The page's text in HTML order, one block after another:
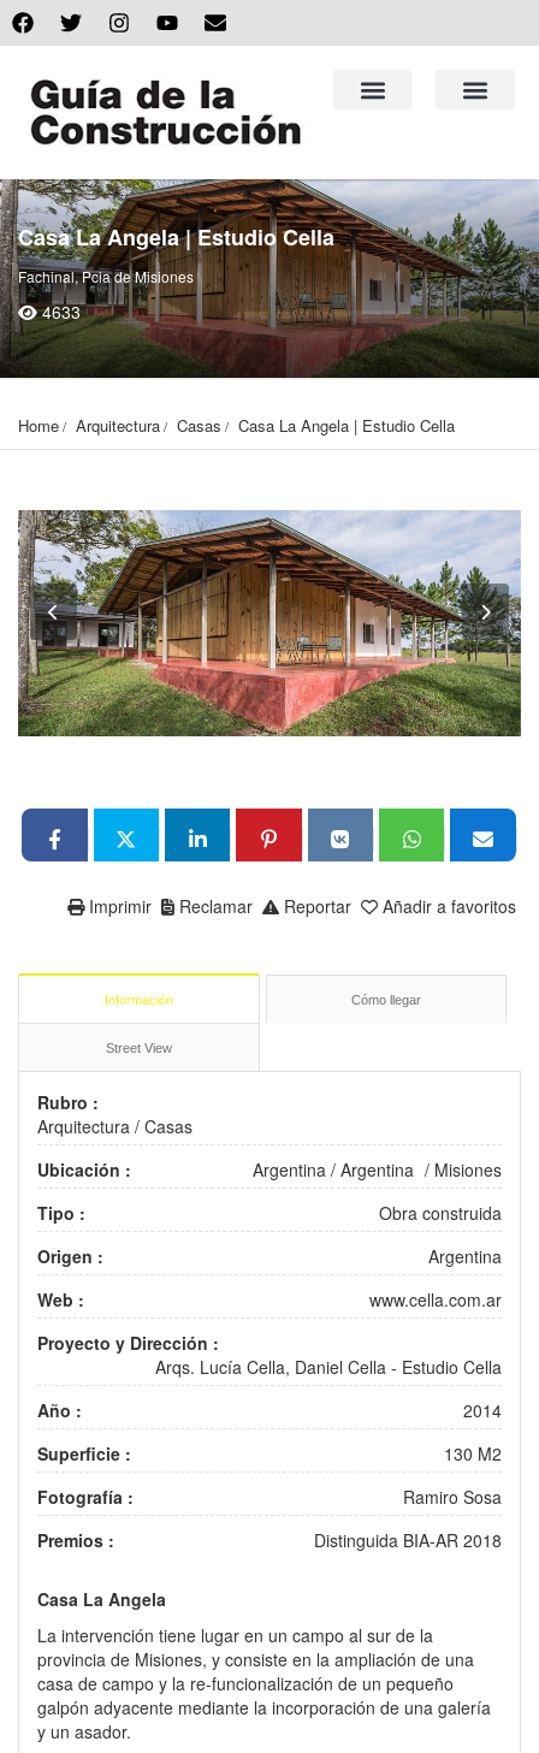
Casa La Angela | Estudio Cella
Fachinal, Pcia de Misiones
4633
Home Arquitectura Casas Casa La Angela | Estudio Cella
Añadir a favoritos
Reportar
Reclamar
Imprimir
Información Cómo llegar
Street View
Rubro :
Arquitectura / Casas
Ubicación :
Argentina / Argentina / Misiones
Tipo :
Obra construida
Origen :
Argentina
Web :
www.cella.com.ar
Proyecto y Dirección :
Arqs. Lucía Cella, Daniel Cella - Estudio Cella
Año :
2014
Superficie :
130 M2
Fotografía :
Ramiro Sosa
Premios :
Distinguida BIA-AR 2018
Casa La Angela
La intervención tiene lugar en un campo al sur de la
provincia de Misiones, y consiste en la ampliación de una
casa de campo y la re-funcionalización de un pequeño
galpón adyacente mediante la incorporación de una galería
y un asador.